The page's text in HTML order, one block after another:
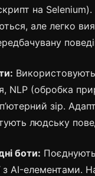
на Selenium).
але легко
NLP (обробка
зір.
людську
боти:
з AI-елементами.